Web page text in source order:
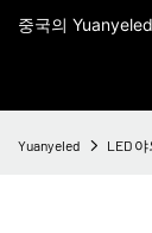
중국의
Yuanyeled LED